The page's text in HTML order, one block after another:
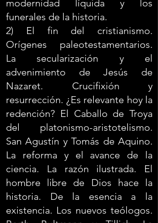
modernidad líquida y los
funerales de la historia.
2) El fin del cristianismo.
Orígenes paleotestamentarios.
La secularización y el
advenimiento de Jesús de
Nazaret. Crucifixión y
resurrección. ¿Es relevante hoy la
redención? El Caballo de Troya
del platonismo-aristotelismo.
San Agustín y Tomás de Aquino.
La reforma y el avance de la
ciencia. La razón ilustrada. El
hombre libre de Dios hace la
historia. De la esencia a la
existencia. Los nuevos teólogos.